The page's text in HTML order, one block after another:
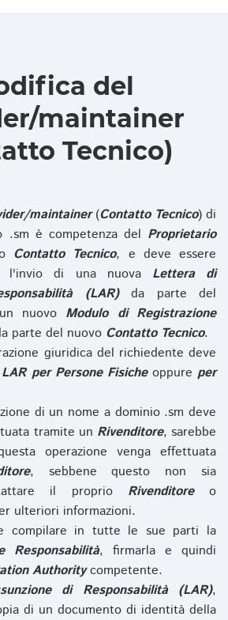
del
maintainer
Tecnico)
maintainer(Contatto Tecnico) di
.sm è competenza del Proprietario
Contatto Tecnico, e deve essere
l'invio di una nuova Lettera di
(LAR)da parte del
nuovo Modulo di Registrazione
parte del nuovo Contatto Tecnico.
giuridica del richiedente deve
LAR per Persone Fisicheoppure per
di un nome a dominio .sm deve
tramite un Rivenditore, sarebbe
operazione venga effettuata
, sebbene questo non sia
il proprio Rivenditoreo
ulteriori informazioni.
compilare in tutte le sue parti la
Responsabilità, firmarla e quindi
Authoritycompetente.
di Responsabilità (LAR),
di un documento di identità della